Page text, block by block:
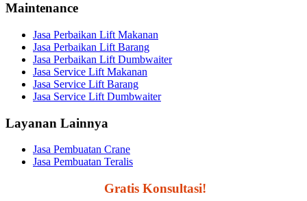
Maintenance
Jasa Perbaikan Lift Makanan
Jasa Perbaikan Lift Barang
Jasa Perbaikan Lift Dumbwaiter
Jasa Service Lift Makanan
Jasa Service Lift Barang
Jasa Service Lift Dumbwaiter
Layanan Lainnya
Jasa Pembuatan Crane
Jasa Pembuatan Teralis
Gratis Konsultasi!